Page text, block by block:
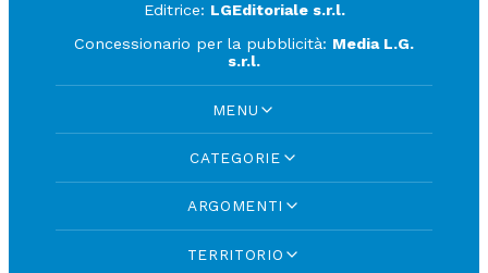
Editrice: LGEditoriale s.r.l.
Concessionario per la pubblicità: Media L.G.
s.r.l.
MENU
CATEGORIE
ARGOMENTI
TERRITORIO